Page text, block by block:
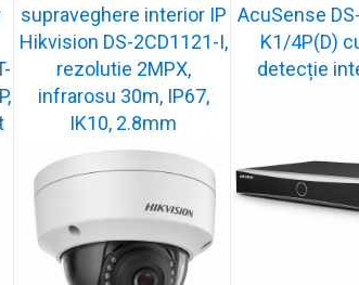
supraveghere interior IP
Hikvision DS-2CD1121-I,
rezolutie 2MPX,
infrarosu 30m, IP67,
IK10, 2.8mm
AcuSense
K1/4P(D)
detecție